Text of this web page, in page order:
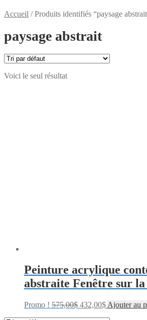
Accueil /Produits identifiés “paysage
paysage abstrait
Voici le seul résultat
Peinture acrylique
abstraite Fenêtre sur la
Promo ! 575,00$ 432,00$ Ajouter au